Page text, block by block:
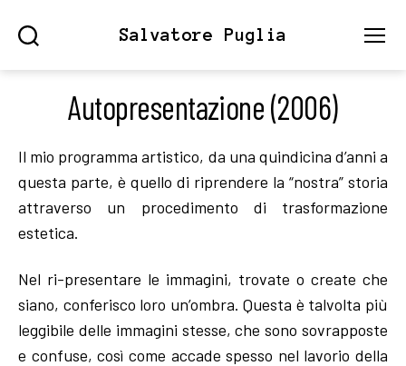
Salvatore Puglia
Autopresentazione (2006)
Il mio programma artistico, da una quindicina d’anni a
questa parte, è quello di riprendere la “nostra” storia
attraverso un procedimento di trasformazione
estetica.
Nel ri-presentare le immagini, trovate o create che
siano, conferisco loro un’ombra. Questa è talvolta più
leggibile delle immagini stesse, che sono sovrapposte
e confuse, così come accade spesso nel lavorio della